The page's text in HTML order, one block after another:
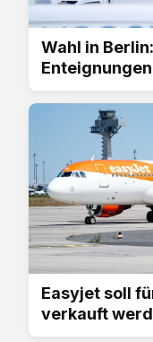
Wahl in
Easyjet soll
verkauft